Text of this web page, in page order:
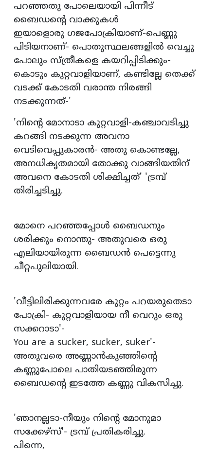
പറഞ്ഞതു പോലെയായി പിന്നീട്
ബൈഡന്റെ വാക്കുകള്‍
ഇയാളൊരു ഗജപോക്രിയാണ്-പെണ്ണു
പിടിയനാണ്- പൊതുസ്ഥലങ്ങളില്‍ വെച്ചു
പോലും സ്ത്രീകളെ കയറിപ്പിടിക്കും-
കൊടും കുറ്റവാളിയാണ്, കണ്ടില്ലേ തെക്ക്
വടക്ക് കോടതി വരാന്ത നിരങ്ങി
നടക്കുന്നത്-'
'നിന്റെ മോനാടാ കുറ്റവാളി-കഞ്ചാവടിച്ചു
കറങ്ങി നടക്കുന്ന അവനാ
വെടിവെപ്പുകാരന്‍- അതു കൊണ്ടല്ലേ,
അനധികൃതമായി തോക്കു വാങ്ങിയതിന്
അവനെ കോടതി ശിക്ഷിച്ചത്' 'ട്രമ്പ്
തിരിച്ചടിച്ചു.
മോനെ പറഞ്ഞപ്പോള്‍ ബൈഡനും
ശരിക്കും നൊന്തു- അതുവരെ ഒരു
എലിയായിരുന്ന ബൈഡന്‍ പെട്ടെന്നു
ചീറ്റപുലിയായി.
'വീട്ടിലിരിക്കുന്നവരേ കുറ്റം പറയരുതെടാ
പോക്രി- കുറ്റവാളിയായ നീ വെറും ഒരു
സക്കറാടാ'-
You are a sucker, sucker, suker'-
അതുവരെ അണ്ണാന്‍കുഞ്ഞിന്റെ
കണ്ണുപോലെ പാതിയടഞ്ഞിരുന്ന
ബൈഡന്റെ ഇടത്തേ കണ്ണു വികസിച്ചു.
'ഞാനല്ലടാ-നീയും നിന്റെ മോനുമാ
സക്കേഴ്‌സ്'- ട്രമ്പ് പ്രതികരിച്ചു.
പിന്നെ,